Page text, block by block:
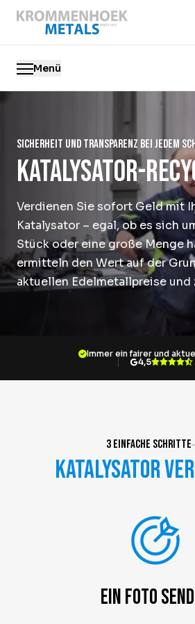
Menü
Elektronik-Recycling
Abbruch & Demontage
Katalysator-Recycling
Containerservice
Standorte
Arbeiten bei
Sicherheit und Transparenz bei jedem
Katalysator-
Verdienen Sie sofort Geld mit
Katalysator – egal, ob es sich
Stück oder eine große Menge
ermitteln den Wert auf der
aktuellen Edelmetallpreise und
Immer ein fairer und
4,5
3 einfache Schritte
Katalysator
Ein Foto